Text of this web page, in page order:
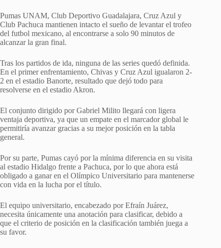
Pumas UNAM, Club Deportivo Guadalajara, Cruz Azul y
Club Pachuca mantienen intacto el sueño de levantar el trofeo
del futbol mexicano, al encontrarse a solo 90 minutos de
alcanzar la gran final.
Tras los partidos de ida, ninguna de las series quedó definida.
En el primer enfrentamiento, Chivas y Cruz Azul igualaron 2-
2 en el estadio Banorte, resultado que dejó todo para
resolverse en el estadio Akron.
El conjunto dirigido por Gabriel Milito llegará con ligera
ventaja deportiva, ya que un empate en el marcador global le
permitiría avanzar gracias a su mejor posición en la tabla
general.
Por su parte, Pumas cayó por la mínima diferencia en su visita
al estadio Hidalgo frente a Pachuca, por lo que ahora está
obligado a ganar en el Olímpico Universitario para mantenerse
con vida en la lucha por el título.
El equipo universitario, encabezado por Efraín Juárez,
necesita únicamente una anotación para clasificar, debido a
que el criterio de posición en la clasificación también juega a
su favor.